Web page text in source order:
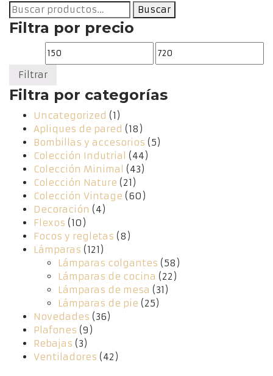
Buscar
por:
Buscar
Filtra por precio
Precio
Precio
Filtrar
Filtra por categorías
Uncategorized (1)
Apliques de pared (18)
Bombillas y accesorios (5)
Colección Indutrial (44)
Colección Minimal (43)
Colección Nature (21)
Colección Vintage (60)
Decoración (4)
Flexos (10)
Focos y regletas (8)
Lámparas (121)
Lámparas colgantes (58)
Lámparas de cocina (22)
Lámparas de mesa (31)
Lámparas de pie (25)
Novedades (36)
Plafones (9)
Rebajas (3)
Ventiladores (42)